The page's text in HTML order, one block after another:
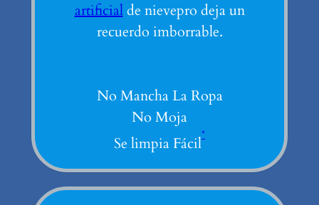
artificialde nievepro deja un
recuerdo imborrable.
No Mancha La Ropa
No Moja
Se limpia Fácil*